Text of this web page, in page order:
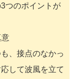
つのポイントが
意
、接点のなかっ
して波風を立て